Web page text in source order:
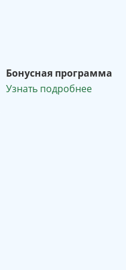
Бонусная программа
Узнать подробнее